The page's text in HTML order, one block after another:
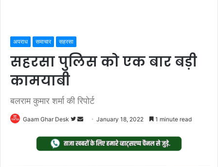
अपराध समाचार सहरसा
सहरसा पुलिस को एक बार बड़ी
कामयाबी
बलराम कुमार शर्मा की रिपोर्ट
Gaam Ghar Desk
Follow
Twitter
Send
email
January 18, 2022 1 minute read